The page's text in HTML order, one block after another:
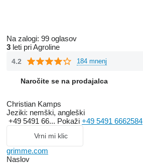
Na zalogi: 99 oglasov
3 leti pri Agroline
4.2 184 mnenj
Naročite se na prodajalca
Christian Kamps
Jeziki: nemški, angleški
+49 5491 66... Pokaži +49 5491 6662584
Vrni mi klic
grimme.com
Naslov